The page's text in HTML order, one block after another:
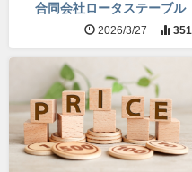
合同会社ロータステーブル
2026/3/27 351